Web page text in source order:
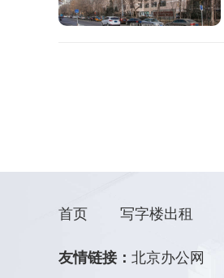
首页 写字楼出租
友情链接： 北京办公网